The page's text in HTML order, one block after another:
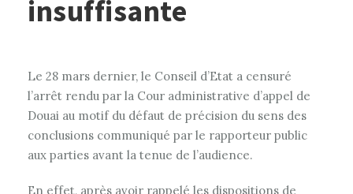
insuffisante
Le 28 mars dernier, le Conseil d’Etat a censuré
l’arrêt rendu par la Cour administrative d’appel de
Douai au motif du défaut de précision du sens des
conclusions communiqué par le rapporteur public
aux parties avant la tenue de l’audience.
En effet, après avoir rappelé les dispositions de